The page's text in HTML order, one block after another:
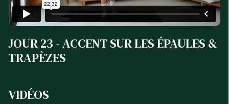
JOUR 23 - ACCENT SUR LES ÉPAULES &
TRAPÈZES
VIDÉOS